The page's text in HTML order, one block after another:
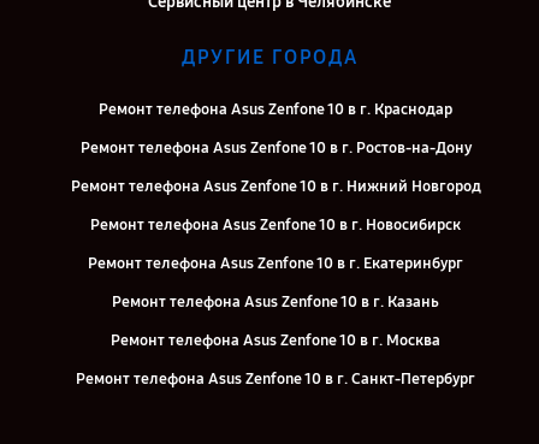
ДРУГИЕ ГОРОДА
Ремонт телефона Asus Zenfone 10 в г. Краснодар
Ремонт телефона Asus Zenfone 10 в г. Ростов-на-Дону
Ремонт телефона Asus Zenfone 10 в г. Нижний Новгород
Ремонт телефона Asus Zenfone 10 в г. Новосибирск
Ремонт телефона Asus Zenfone 10 в г. Екатеринбург
Ремонт телефона Asus Zenfone 10 в г. Казань
Ремонт телефона Asus Zenfone 10 в г. Москва
Ремонт телефона Asus Zenfone 10 в г. Санкт-Петербург